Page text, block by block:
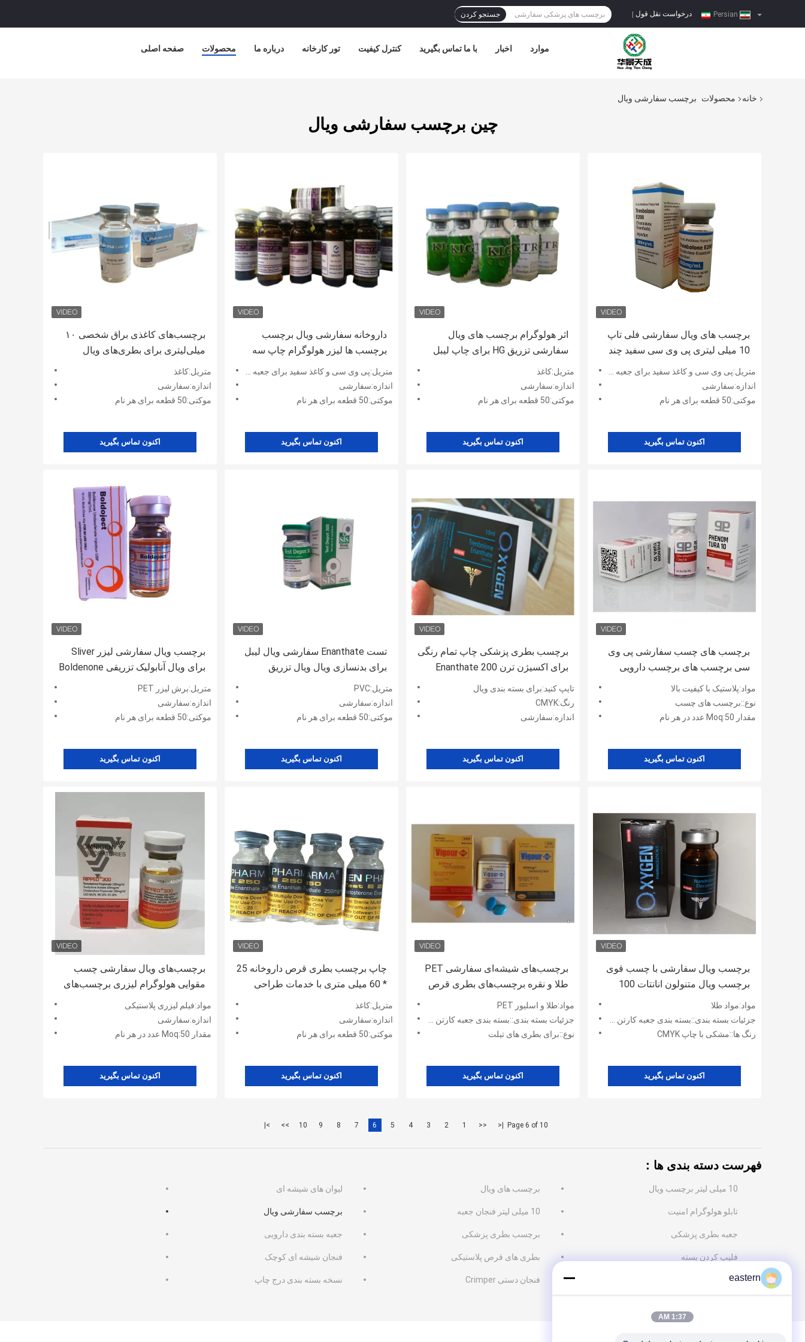
درخواست نقل قول جستجو کردن
صفحه اصلی محصولات درباره ما تور کارخانه کنترل کیفیت با ما تماس بگیرید اخبار موارد
خانه محصولات برچسب سفارشی ویال
چین برچسب سفارشی ویال
برچسب‌های کاغذی براق شخصی ۱۰
میلی‌لیتری برای بطری‌های ویال
آزمایشگاه Pharma Labs
متریل:کاغذ
اندازه:سفارشی
موکتی:50 قطعه برای هر نام
اکنون تماس بگیرید
داروخانه سفارشی ویال برچسب
برچسب ها لیزر هولوگرام چاپ سه
بعدی
متریل:پی وی سی و کاغذ سفید برای جعبه ها
اندازه:سفارشی
موکتی:50 قطعه برای هر نام
اکنون تماس بگیرید
اثر هولوگرام برچسب های ویال
سفارشی تزریق HG برای چاپ لیبل
بطری 2 میلی لیتری
متریل:کاغذ
اندازه:سفارشی
موکتی:50 قطعه برای هر نام
اکنون تماس بگیرید
برچسب های ویال سفارشی فلی تاپ
10 میلی لیتری پی وی سی سفید چند
دوز برای آزمایش Enanthate 200
متریل:پی وی سی و کاغذ سفید برای جعبه ها
اندازه:سفارشی
موکتی:50 قطعه برای هر نام
اکنون تماس بگیرید
برچسب ویال سفارشی لیزر Sliver
برای ویال آنابولیک تزریقی Boldenone
Undecylenate
متریل:برش لیزر PET
اندازه:سفارشی
موکتی:50 قطعه برای هر نام
اکنون تماس بگیرید
تست Enanthate سفارشی ویال لیبل
برای بدنسازی ویال ویال تزریق
متریل:PVC
اندازه:سفارشی
موکتی:50 قطعه برای هر نام
اکنون تماس بگیرید
برچسب بطری پزشکی چاپ تمام رنگی
برای اکسیژن ترن Enanthate 200
میلی گرم
تایپ کنید:برای بسته بندی ویال
رنگ:CMYK
اندازه:سفارشی
اکنون تماس بگیرید
برچسب های چسب سفارشی پی وی
سی برچسب های برچسب دارویی
هولوگرام لیزری Phenom Pharma
مواد:پلاستیک با کیفیت بالا
نوع::برچسب های چسب
مقدار Moq:50 عدد در هر نام
اکنون تماس بگیرید
برچسب‌های ویال سفارشی چسب
مقوایی هولوگرام لیزری برچسب‌های
چاپ مهر شده
مواد:فیلم لیزری پلاستیکی
اندازه:سفارشی
مقدار Moq:50 عدد در هر نام
اکنون تماس بگیرید
چاپ برچسب بطری قرص داروخانه 25
* 60 میلی متری با خدمات طراحی
رایگان
متریل:کاغذ
اندازه:سفارشی
موکتی:50 قطعه برای هر نام
اکنون تماس بگیرید
برچسب‌های شیشه‌ای سفارشی PET
طلا و نقره برچسب‌های بطری قرص
چند سایز قابل چاپ
مواد:طلا و اسلیور PET
جزئیات بسته بندی::بسته بندی جعبه کارتن حرفه ای
نوع::برای بطری های تبلت
اکنون تماس بگیرید
برچسب ویال سفارشی با چسب قوی
برچسب ویال متنولون انانتات 100
مواد:مواد طلا
جزئیات بسته بندی::بسته بندی جعبه کارتن حرفه ای
رنگ ها::مشکی با چاپ CMYK
اکنون تماس بگیرید
Page 6 of 10
|<
<<
1
2
3
4
5
6
7
8
9
10
>>
>|
فهرست دسته بندی ها：
لیوان های شیشه ای برچسب های ویال 10 میلی لیتر برچسب ویال
برچسب سفارشی ویال 10 میلی لیتر فنجان جعبه تابلو هولوگرام امنیت
جعبه بسته بندی دارویی برچسب بطری پزشکی جعبه بطری پزشکی
فنجان شیشه ای کوچک بطری های قرص پلاستیکی فلیپ کردن بسته
نسخه بسته بندی درج چاپ فنجان دستی Crimper eastern
1:37 AM